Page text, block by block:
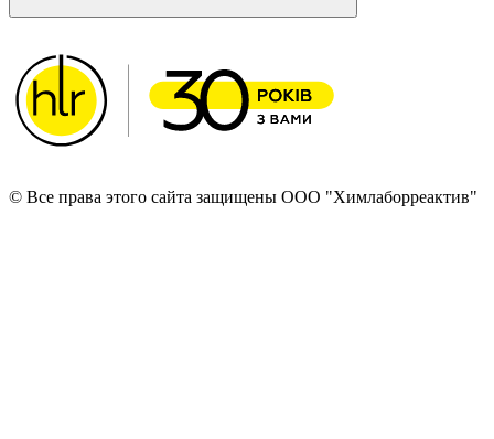
© Все права этого сайта защищены ООО "Химлаборреактив"